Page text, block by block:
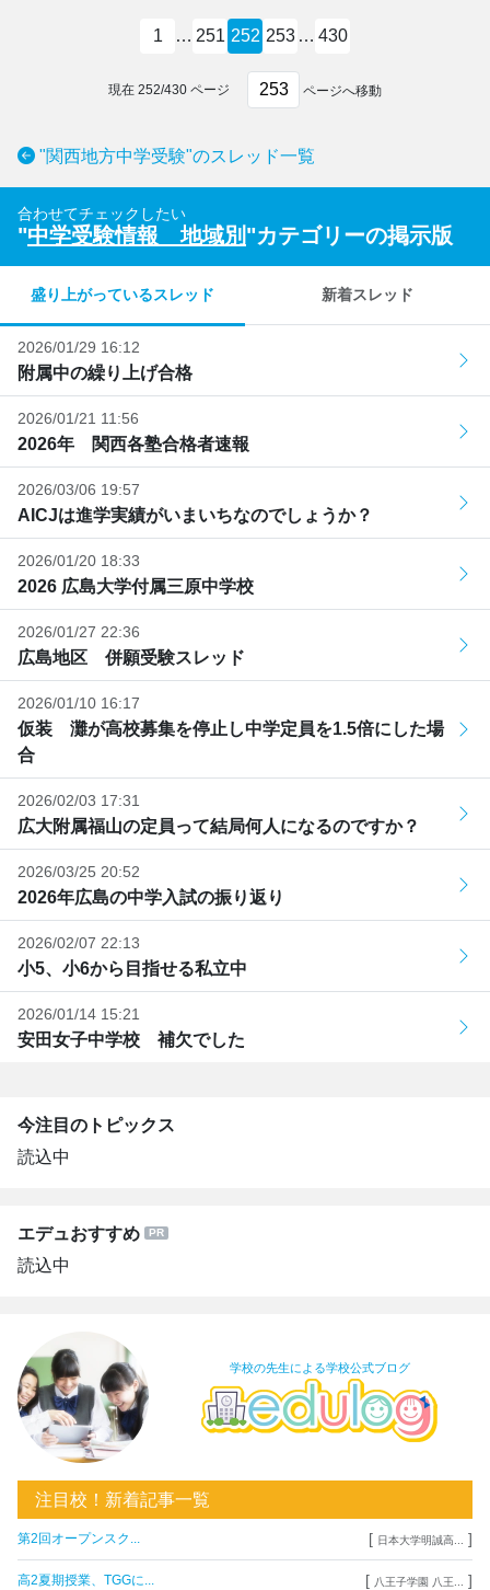
1 … 251 252 253 … 430
現在 252/430 ページ ページへ移動
"関西地方中学受験"のスレッド一覧
合わせてチェックしたい
"中学受験情報 地域別 "カテゴリーの掲示版
盛り上がっているスレッド 新着スレッド
2026/01/29 16:12
附属中の繰り上げ合格
2026/01/21 11:56
2026年 関西各塾合格者速報
2026/03/06 19:57
AICJは進学実績がいまいちなのでしょうか？
2026/01/20 18:33
2026 広島大学付属三原中学校
2026/01/27 22:36
広島地区 併願受験スレッド
2026/01/10 16:17
仮装 灘が高校募集を停止し中学定員を1.5倍にした場
合
2026/02/03 17:31
広大附属福山の定員って結局何人になるのですか？
2026/03/25 20:52
2026年広島の中学入試の振り返り
2026/02/07 22:13
小5、小6から目指せる私立中
2026/01/14 15:21
安田女子中学校 補欠でした
今注目のトピックス
読込中
エデュおすすめ
読込中
学校の先生による学校公式ブログ
注目校！新着記事一覧
第2回オープンスク... [ 日本大学明誠高... ]
高2夏期授業、TGGに... [ 八王子学園 八王... ]